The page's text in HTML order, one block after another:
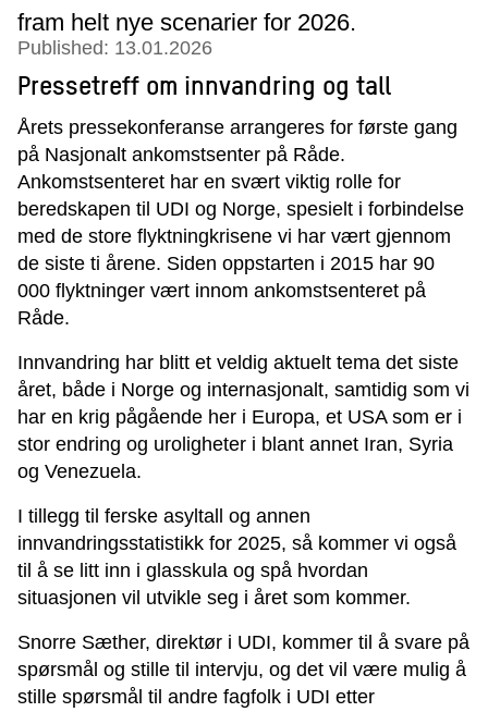
fram helt nye scenarier for 2026.
Published: 13.01.2026
Pressetreff om innvandring og tall
Årets pressekonferanse arrangeres for første gang
på Nasjonalt ankomstsenter på Råde.
Ankomstsenteret har en svært viktig rolle for
beredskapen til UDI og Norge, spesielt i forbindelse
med de store flyktningkrisene vi har vært gjennom
de siste ti årene. Siden oppstarten i 2015 har 90
000 flyktninger vært innom ankomstsenteret på
Råde.
Innvandring har blitt et veldig aktuelt tema det siste
året, både i Norge og internasjonalt, samtidig som vi
har en krig pågående her i Europa, et USA som er i
stor endring og uroligheter i blant annet Iran, Syria
og Venezuela.
I tillegg til ferske asyltall og annen
innvandringsstatistikk for 2025, så kommer vi også
til å se litt inn i glasskula og spå hvordan
situasjonen vil utvikle seg i året som kommer.
Snorre Sæther, direktør i UDI, kommer til å svare på
spørsmål og stille til intervju, og det vil være mulig å
stille spørsmål til andre fagfolk i UDI etter